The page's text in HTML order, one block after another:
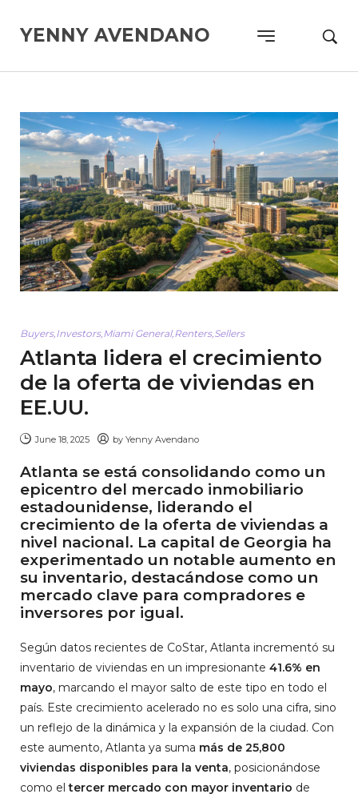
YENNY AVENDANO
Buyers, Investors, Miami General, Renters, Sellers
Atlanta lidera el crecimiento
de la oferta de viviendas en
EE.UU.
June 18, 2025 by Yenny Avendano
Atlanta se está consolidando como un
epicentro del mercado inmobiliario
estadounidense, liderando el
crecimiento de la oferta de viviendas a
nivel nacional. La capital de Georgia ha
experimentado un notable aumento en
su inventario, destacándose como un
mercado clave para compradores e
inversores por igual.
Según datos recientes de CoStar, Atlanta incrementó su
inventario de viviendas en un impresionante 41.6% en
mayo, marcando el mayor salto de este tipo en todo el
país. Este crecimiento acelerado no es solo una cifra, sino
un reflejo de la dinámica y la expansión de la ciudad. Con
este aumento, Atlanta ya suma más de 25,800
viviendas disponibles para la venta, posicionándose
como eltercer mercado con mayor inventario de